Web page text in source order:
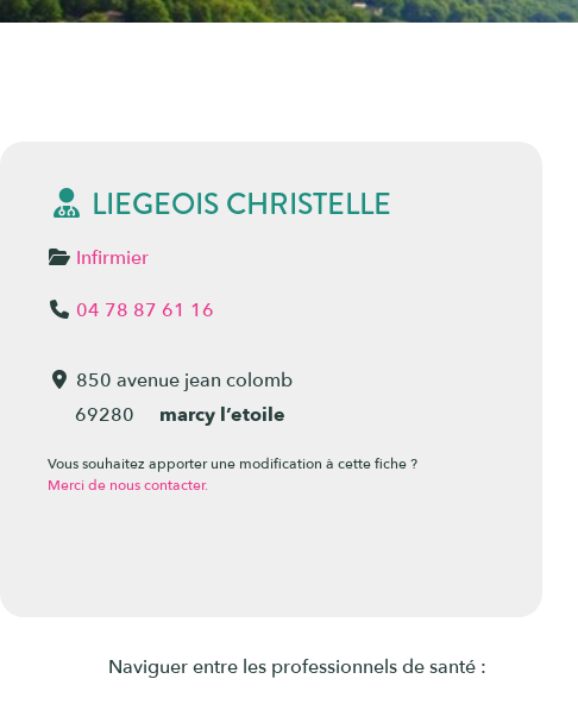
LIEGEOIS CHRISTELLE
Infirmier
04 78 87 61 16
850 avenue jean colomb
69280
marcy l’etoile
Vous souhaitez apporter une modification à cette fiche ?
Merci de nous contacter.
Naviguer entre les professionnels de santé :